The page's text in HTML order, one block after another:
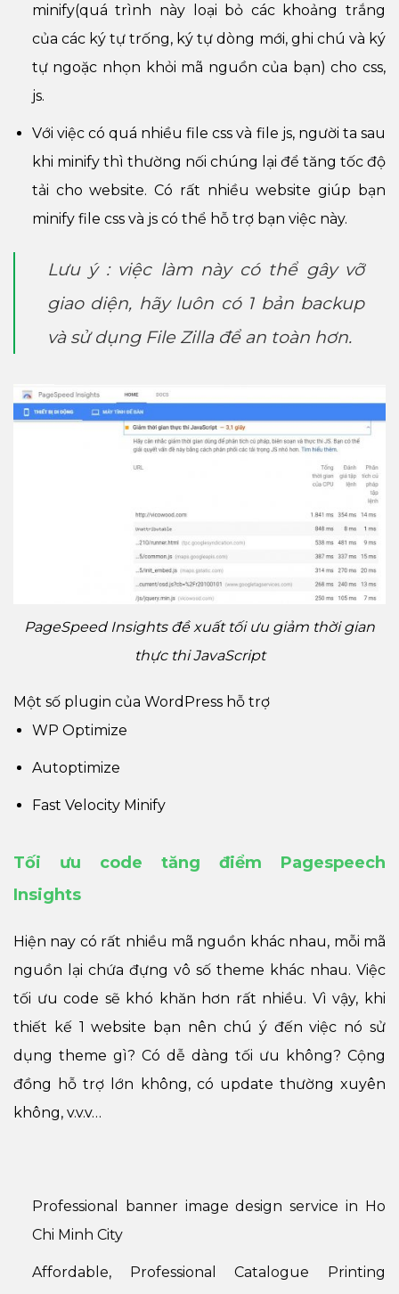
minify(quá trình này loại bỏ các khoảng trắng
của các ký tự trống, ký tự dòng mới, ghi chú và ký
tự ngoặc nhọn khỏi mã nguồn của bạn) cho css,
js.
Với việc có quá nhiều file css và file js, người ta sau
khi minify thì thường nối chúng lại để tăng tốc độ
tải cho website. Có rất nhiều website giúp bạn
minify file css và js có thể hỗ trợ bạn việc này.
Lưu ý : việc làm này có thể gây vỡ
giao diện, hãy luôn có 1 bản backup
và sử dụng File Zilla để an toàn hơn.
PageSpeed Insights đề xuất tối ưu giảm thời gian
thực thi JavaScript
Một số plugin của WordPress hỗ trợ
WP Optimize
Autoptimize
Fast Velocity Minify
Tối ưu code tăng điểm Pagespeech
Insights
Hiện nay có rất nhiều mã nguồn khác nhau, mỗi mã
nguồn lại chứa đựng vô số theme khác nhau. Việc
tối ưu code sẽ khó khăn hơn rất nhiều. Vì vậy, khi
thiết kế 1 website bạn nên chú ý đến việc nó sử
dụng theme gì? Có dễ dàng tối ưu không? Cộng
đồng hỗ trợ lớn không, có update thường xuyên
không, v.v.v…
Professional banner image design service in Ho
Chi Minh City
Affordable, Professional Catalogue Printing